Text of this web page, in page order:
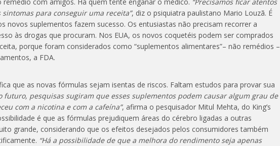
para conseguir uma receita”, diz o psiquiatra paulistano Mario Louzã. É
novos suplementos fazem sucesso. Os entusiastas não precisam recorrer a
às drogas que procuram. Nos EUA, os novos coquetéis podem ser comprados
porque foram considerados como “suplementos alimentares”– não remédios –
a FDA.
que as novas fórmulas sejam isentas de riscos. Faltam estudos para provar sua
futuro, pesquisas sugiram que esses suplementos podem causar algum grau de
com a nicotina e com a cafeína”, afirma o pesquisador Mitul Mehta, do King’s
é que as fórmulas prejudiquem áreas do cérebro ligadas a outras
grande, considerando que os efeitos desejados pelos consumidores também
“Há a possibilidade de que a melhora do rendimento seja apenas